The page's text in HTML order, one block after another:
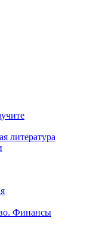
литература
Финансы